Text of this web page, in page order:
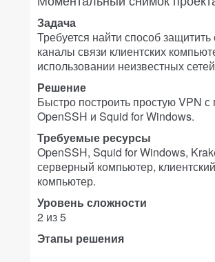
Задача
Требуется найти способ
каналы связи клиентских
использовании неизвестных
Решение
Быстро построить простую VPN
OpenSSH и Squid for Windows.
Требуемые ресурсы
OpenSSH, Squid for Windows,
серверный компьютер, клиентский
компьютер.
Уровень сложности
2 из 5
Этапы решения